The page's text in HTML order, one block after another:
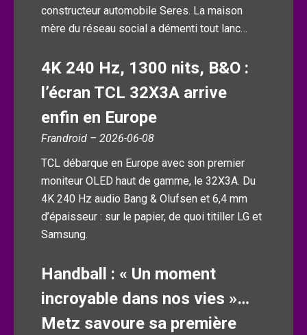
constructeur automobile Seres. La maison
mère du réseau social a démenti tout lanc…
4K 240 Hz, 1300 nits, B&O :
l’écran TCL 32X3A arrive
enfin en Europe
Frandroid – 2026-06-08
TCL débarque en Europe avec son premier
moniteur OLED haut de gamme, le 32X3A. Du
4K 240 Hz audio Bang & Olufsen et 6,4 mm
d’épaisseur : sur le papier, de quoi titiller LG et
Samsung.
Handball : « Un moment
incroyable dans nos vies »…
Metz savoure sa première